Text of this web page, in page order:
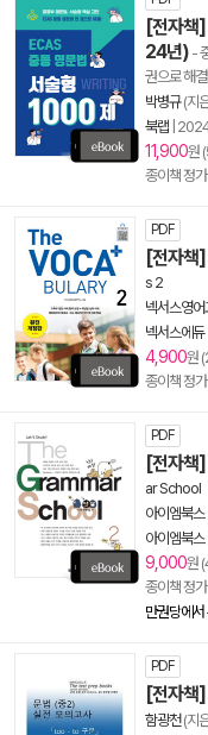
[전자책
24년) -
권으로 해결!
박병규(지
북랩
11,900원
종이책 정가
PDF
[전자책
s 2
넥서스영
넥서스에듀|
4,900원
종이책 정가
PDF
[전자
ar School
아이엠북
아이엠북스|
9,000원
종이책 정가
만권당에서
PDF
[전자책
함광천(지